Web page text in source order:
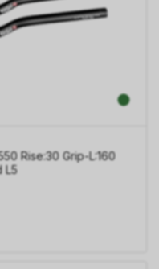
Rise:30 Grip-L:160
L5